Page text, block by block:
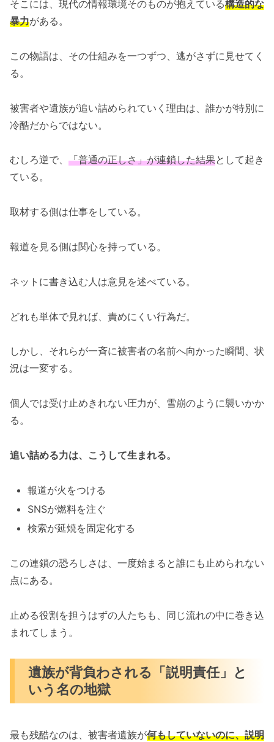
そこには、現代の情報環境そのものが抱えている構造的な
暴力がある。
この物語は、その仕組みを一つずつ、逃がさずに見せてく
る。
被害者や遺族が追い詰められていく理由は、誰かが特別に
冷酷だからではない。
むしろ逆で、 「普通の正しさ」が連鎖した結果として起き
ている。
取材する側は仕事をしている。
報道を見る側は関心を持っている。
ネットに書き込む人は意見を述べている。
どれも単体で見れば、責めにくい行為だ。
しかし、それらが一斉に被害者の名前へ向かった瞬間、状
況は一変する。
個人では受け止めきれない圧力が、雪崩のように襲いかか
る。
追い詰める力は、こうして生まれる。
報道が火をつける
SNSが燃料を注ぐ
検索が延焼を固定化する
この連鎖の恐ろしさは、一度始まると誰にも止められない
点にある。
止める役割を担うはずの人たちも、同じ流れの中に巻き込
まれてしまう。
遺族が背負わされる「説明責任」と
いう名の地獄
最も残酷なのは、被害者遺族が何もしていないのに、説明